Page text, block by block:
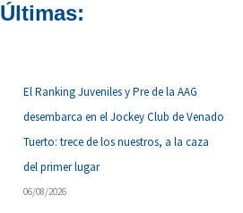
Últimas:
El Ranking Juveniles y Pre de la AAG
desembarca en el Jockey Club de Venado
Tuerto: trece de los nuestros, a la caza
del primer lugar
06/08/2026